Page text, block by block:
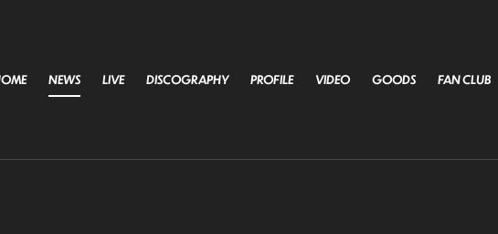
NEWS LIVE DISCOGRAPHY PROFILE VIDEO GOODS FAN CLUB